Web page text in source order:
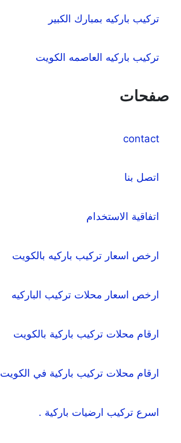
تركيب باركيه بمبارك الكبير
تركيب باركيه العاصمه الكويت
صفحات
contact
اتصل بنا
اتفاقية الاستخدام
ارخص اسعار تركيب باركيه بالكويت
ارخص اسعار محلات تركيب الباركيه
ارقام محلات تركيب باركية بالكويت
ارقام محلات تركيب باركية في الكويت
اسرع تركيب ارضيات باركية .